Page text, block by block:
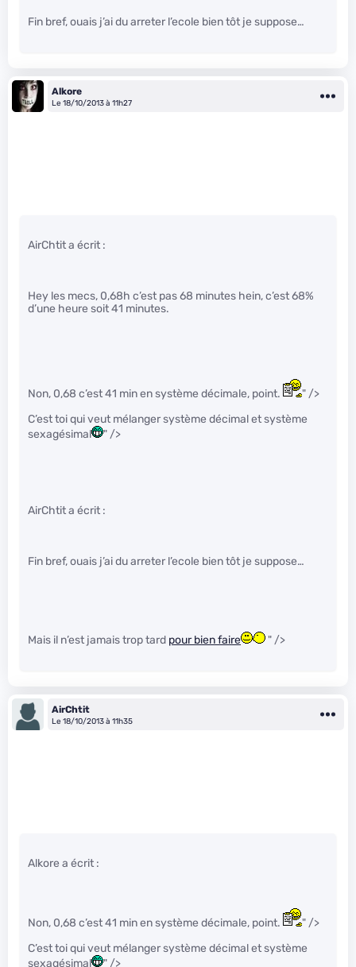
Fin bref, ouais j’ai du arreter l’ecole bien tôt je suppose…
Alkore
Le 18/10/2013 à 11h27
AirChtit a écrit :
Hey les mecs, 0,68h c’est pas 68 minutes hein, c’est 68%
d’une heure soit 41 minutes.
Non, 0,68 c’est 41 min en système décimale, point.
" />
C’est toi qui veut mélanger système décimal et système
sexagésimal
" />
AirChtit a écrit :
Fin bref, ouais j’ai du arreter l’ecole bien tôt je suppose…
Mais il n’est jamais trop tard pour bien faire " />
AirChtit
Le 18/10/2013 à 11h35
Alkore a écrit :
Non, 0,68 c’est 41 min en système décimale, point.
" />
C’est toi qui veut mélanger système décimal et système
sexagésimal
" />